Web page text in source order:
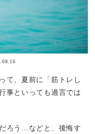
て、夏前に「筋トレし
事といっても過言では
ろう…などと、後悔す